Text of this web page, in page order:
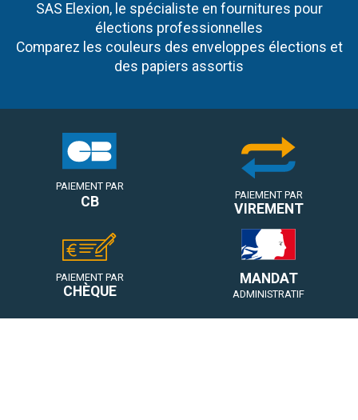
SAS Elexion, le spécialiste en fournitures pour
élections professionnelles
Comparez les couleurs des enveloppes élections et
des papiers assortis
PAIEMENT PAR
CB PAIEMENT PAR
VIREMENT
PAIEMENT PAR
CHÈQUE
MANDAT
ADMINISTRATIF